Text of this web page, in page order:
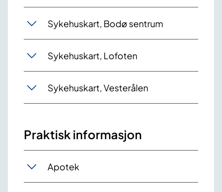
Sykehuskart, Bodø sentrum
Sykehuskart, Lofoten
Sykehuskart, Vesterålen
Praktisk informasjon
Apotek